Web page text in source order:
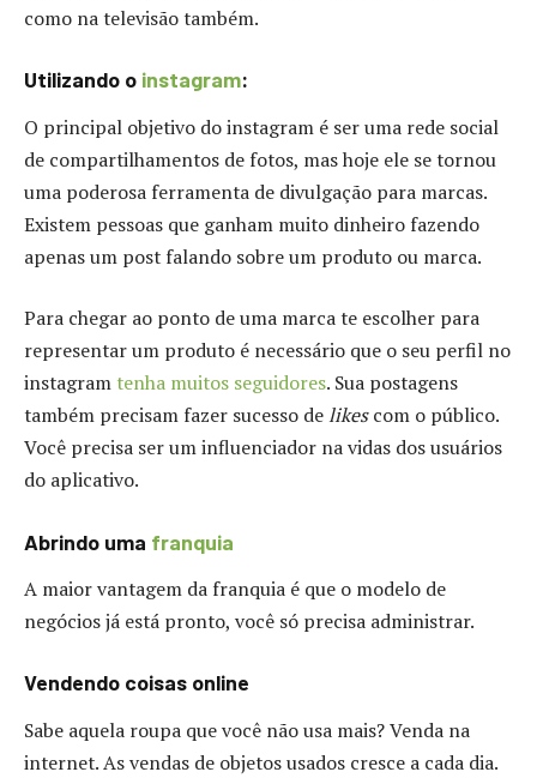
como na televisão também.
Utilizando o instagram:
O principal objetivo do instagram é ser uma rede social
de compartilhamentos de fotos, mas hoje ele se tornou
uma poderosa ferramenta de divulgação para marcas.
Existem pessoas que ganham muito dinheiro fazendo
apenas um post falando sobre um produto ou marca.
Para chegar ao ponto de uma marca te escolher para
representar um produto é necessário que o seu perfil no
instagram tenha muitos seguidores. Sua postagens
também precisam fazer sucesso delikescom o público.
Você precisa ser um influenciador na vidas dos usuários
do aplicativo.
Abrindo uma franquia
A maior vantagem da franquia é que o modelo de
negócios já está pronto, você só precisa administrar.
Vendendo coisas online
Sabe aquela roupa que você não usa mais? Venda na
internet. As vendas de objetos usados cresce a cada dia.